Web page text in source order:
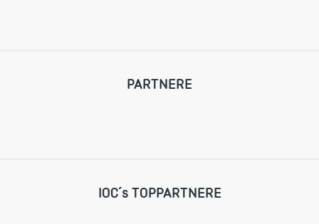
PARTNERE
IOC´s TOPPARTNERE